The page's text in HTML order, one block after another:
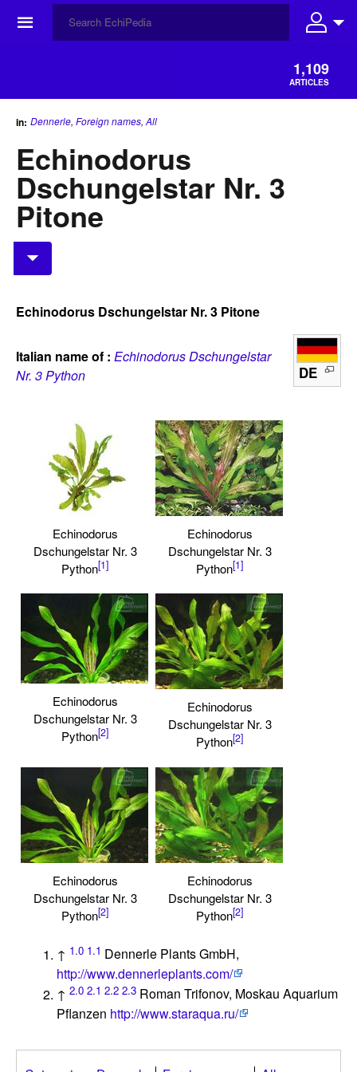
☰
1,109
ARTICLES
in: Dennerle, Foreign names, All
Echinodorus
Dschungelstar Nr. 3
Pitone
Echinodorus Dschungelstar Nr. 3 Pitone
DE
Italian name of : Echinodorus Dschungelstar
Nr. 3 Python
Echinodorus
Dschungelstar Nr. 3
Python[1]
Echinodorus
Dschungelstar Nr. 3
Python[1]
Echinodorus
Dschungelstar Nr. 3
Python[2]
Echinodorus
Dschungelstar Nr. 3
Python[2]
Echinodorus
Dschungelstar Nr. 3
Python[2]
Echinodorus
Dschungelstar Nr. 3
Python[2]
↑ 1.0 1.1 Dennerle Plants GmbH,
http://www.dennerleplants.com/
↑2.0 2.1 2.2 2.3 Roman Trifonov, Moskau Aquarium
Pflanzen http://www.staraqua.ru/